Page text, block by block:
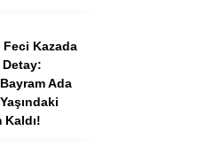
Feci Kazada
Ada
Kaldı!